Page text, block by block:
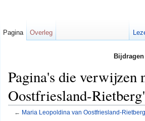
Pagina's die
Oostfriesland-
← Maria Leopoldina van Oostfriesland-Rietberg
Pagina Overleg